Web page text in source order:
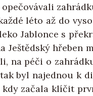
léto až do
Jablonce s
Ještědský hřeben
na péči o
byl najednou k
začala klíčit